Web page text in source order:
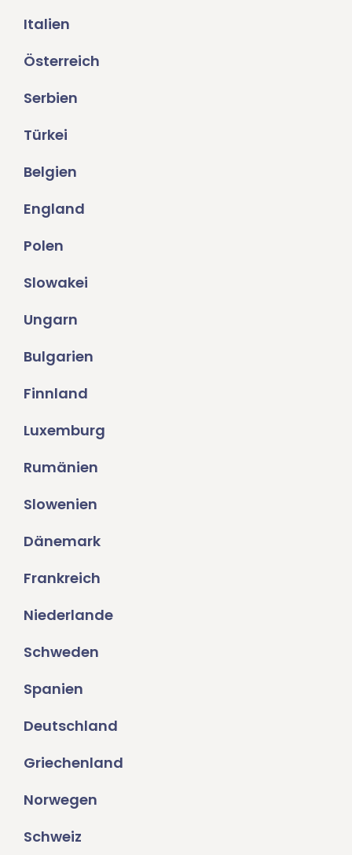
Italien
Österreich
Serbien
Türkei
Belgien
England
Polen
Slowakei
Ungarn
Bulgarien
Finnland
Luxemburg
Rumänien
Slowenien
Dänemark
Frankreich
Niederlande
Schweden
Spanien
Deutschland
Griechenland
Norwegen
Schweiz